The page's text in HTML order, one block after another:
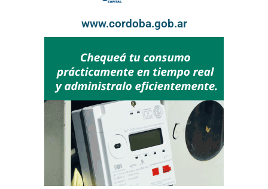
www.cordoba.gob.ar